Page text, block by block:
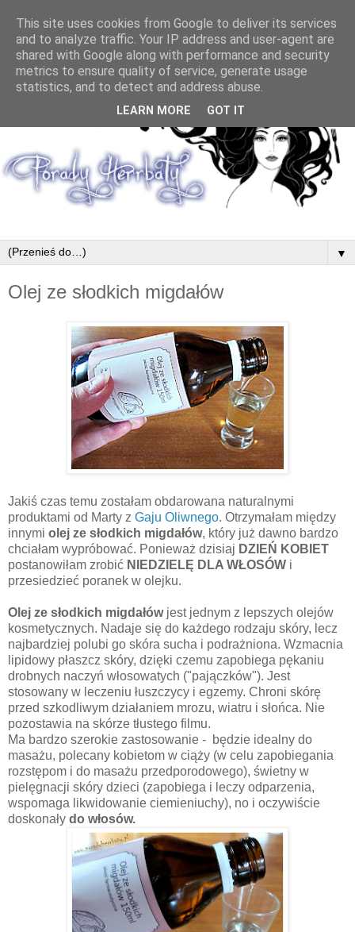
▼
Olej ze słodkich migdałów
Jakiś czas temu zostałam obdarowana naturalnymi
produktami od Marty z Gaju Oliwnego. Otrzymałam między
innymi olej ze słodkich migdałów, który już dawno bardzo
chciałam wypróbować. Ponieważ dzisiaj DZIEŃ KOBIET
postanowiłam zrobić NIEDZIELĘ DLA WŁOSÓW i
przesiedzieć poranek w olejku.
Olej ze słodkich migdałów jest jednym z lepszych olejów
kosmetycznych. Nadaje się do każdego rodzaju skóry, lecz
najbardziej polubi go skóra sucha i podrażniona. Wzmacnia
lipidowy płaszcz skóry, dzięki czemu zapobiega pękaniu
drobnych naczyń włosowatych ("pajączków"). Jest
stosowany w leczeniu łuszczycy i egzemy. Chroni skórę
przed szkodliwym działaniem mrozu, wiatru i słońca. Nie
pozostawia na skórze tłustego filmu.
Ma bardzo szerokie zastosowanie - będzie idealny do
masażu, polecany kobietom w ciąży (w celu zapobiegania
rozstępom i do masażu przedporodowego), świetny w
pielęgnacji skóry dzieci (zapobiega i leczy odparzenia,
wspomaga likwidowanie ciemieniuchy), no i oczywiście
doskonały do włosów.
This site uses cookies from Google to deliver its services
and to analyze traffic. Your IP address and user-agent are
shared with Google along with performance and security
metrics to ensure quality of service, generate usage
statistics, and to detect and address abuse.
LEARN MORE GOT IT